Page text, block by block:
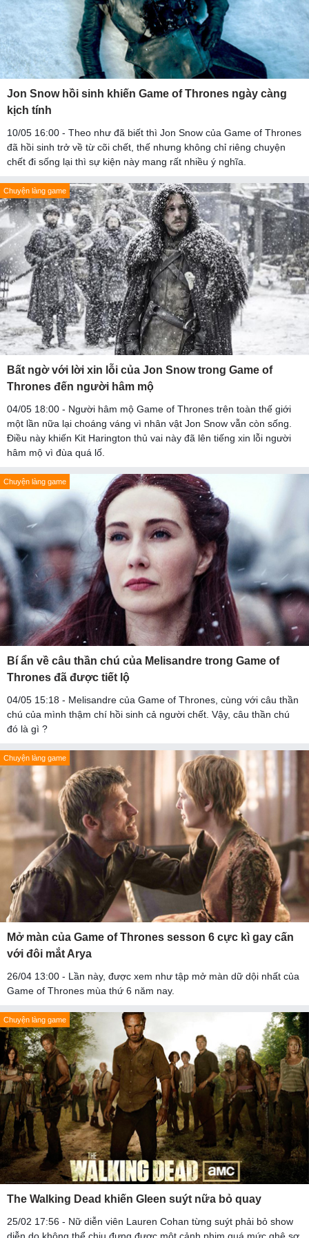
Jon Snow hồi sinh khiến Game of Thrones ngày càng
kịch tính
10/05 16:00 - Theo như đã biết thì Jon Snow của Game of Thrones
đã hồi sinh trở về từ cõi chết, thế nhưng không chỉ riêng chuyện
chết đi sống lại thì sự kiện này mang rất nhiều ý nghĩa.
Chuyện làng game
Bất ngờ với lời xin lỗi của Jon Snow trong Game of
Thrones đến người hâm mộ
04/05 18:00 - Người hâm mộ Game of Thrones trên toàn thế giới
một lần nữa lại choáng váng vì nhân vật Jon Snow vẫn còn sống.
Điều này khiến Kit Harington thủ vai này đã lên tiếng xin lỗi người
hâm mộ vì đùa quá lố.
Chuyện làng game
Bí ẩn về câu thần chú của Melisandre trong Game of
Thrones đã được tiết lộ
04/05 15:18 - Melisandre của Game of Thrones, cùng với câu thần
chú của mình thậm chí hồi sinh cả người chết. Vậy, câu thần chú
đó là gì ?
Chuyện làng game
Mở màn của Game of Thrones sesson 6 cực kì gay cấn
với đôi mắt Arya
26/04 13:00 - Lần này, được xem như tập mở màn dữ dội nhất của
Game of Thrones mùa thứ 6 năm nay.
Chuyện làng game
The Walking Dead khiến Gleen suýt nữa bỏ quay
25/02 17:56 - Nữ diễn viên Lauren Cohan từng suýt phải bỏ show
diễn do không thể chịu đựng được một cảnh phim quá mức ghê sợ